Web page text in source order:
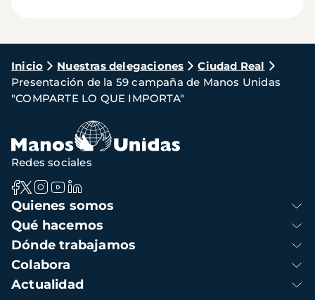
Ruta
de
navegación
Inicio Nuestras delegaciones
Ciudad Real
Presentación de la 59 campaña de Manos Unidas
"COMPARTE LO QUE IMPORTA"
Navegación
principal
Quienes somos
Qué hacemos
Dónde trabajamos
Colabora
Actualidad
Redes sociales